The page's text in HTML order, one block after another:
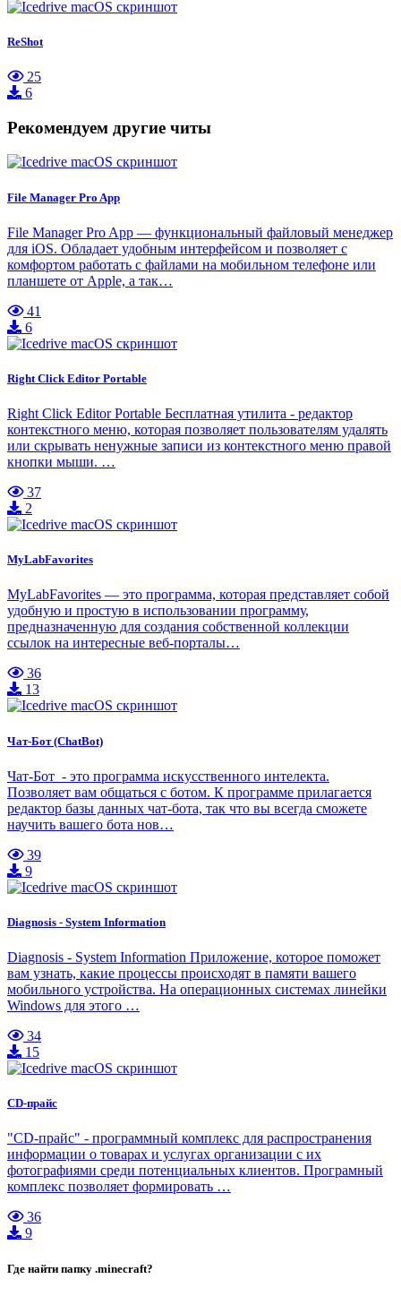
ReShot
25
6
Рекомендуем другие читы
File Manager Pro App
File Manager Pro App — функциональный файловый менеджер
для iOS. Обладает удобным интерфейсом и позволяет с
комфортом работать с файлами на мобильном телефоне или
планшете от Apple, а так…
41
6
Right Click Editor Portable
Right Click Editor Portable Бесплатная утилита - редактор
контекстного меню, которая позволяет пользователям удалять
или скрывать ненужные записи из контекстного меню правой
кнопки мыши. …
37
2
MyLabFavorites
MyLabFavorites — это программа, которая представляет собой
удобную и простую в использовании программу,
предназначенную для создания собственной коллекции
ссылок на интересные веб-порталы…
36
13
Чат-Бот (ChatBot)
Чат-Бот - это программа искусственного интелекта.
Позволяет вам общаться с ботом. К программе прилагается
редактор базы данных чат-бота, так что вы всегда сможете
научить вашего бота нов…
39
9
Diagnosis - System Information
Diagnosis - System Information Приложение, которое поможет
вам узнать, какие процессы происходят в памяти вашего
мобильного устройства. На операционных системах линейки
Windows для этого …
34
15
CD-прайс
"CD-прайс" - программный комплекс для распространения
информации о товарах и услугах организации с их
фотографиями среди потенциальных клиентов. Програмный
комплекс позволяет формировать …
36
9
Где найти папку .minecraft?